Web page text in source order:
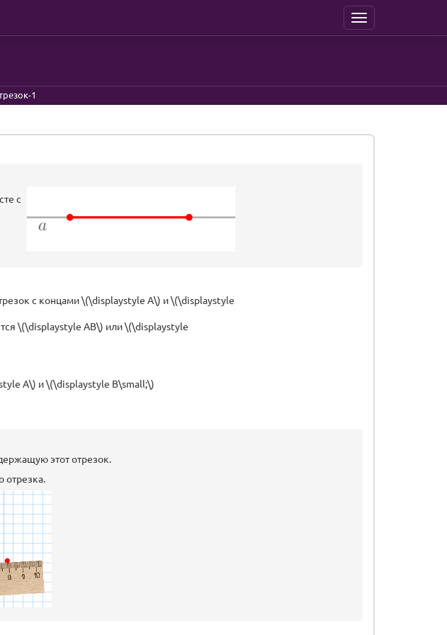
Menu
1
с
с концами \(\displaystyle A\) и \(\displaystyle
\(\displaystyle AB\) или \(\displaystyle
A\) и \(\displaystyle B\small;\)
этот отрезок.
отрезка.